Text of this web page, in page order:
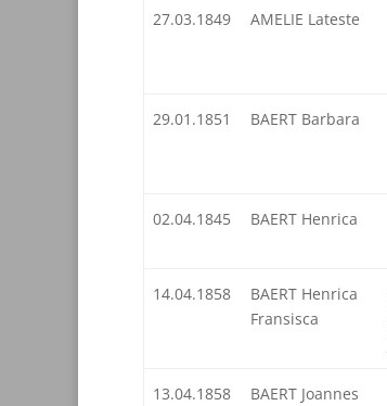
27.03.1849 AMELIE Lateste
29.01.1851 BAERT Barbara
02.04.1845 BAERT Henrica
14.04.1858
BAERT Henrica
Fransisca
13.04.1858
BAERT Joannes